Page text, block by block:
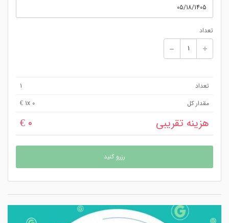
تعداد
تعداد
1
مقدار کل
1x 0 €
هزینه تقریبی 0 €
رزرو کنید